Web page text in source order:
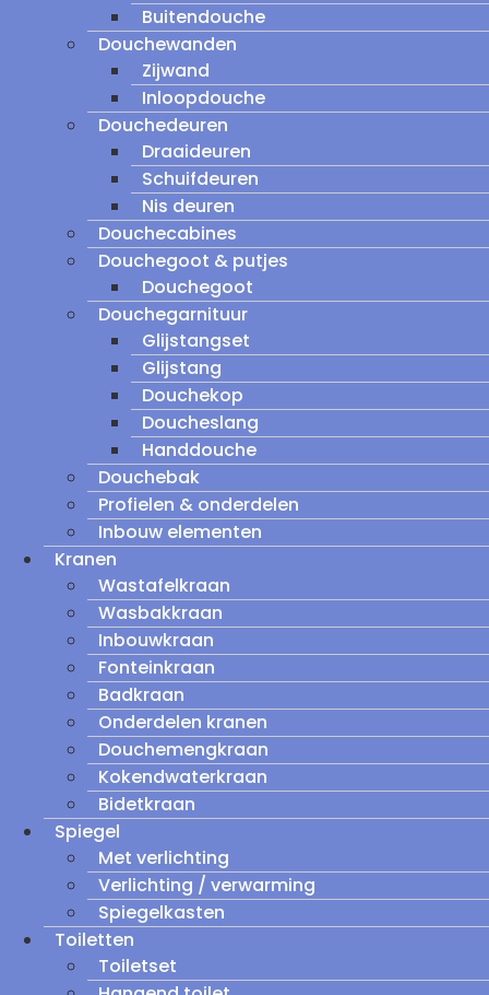
Buitendouche
Douchewanden
Zijwand
Inloopdouche
Douchedeuren
Draaideuren
Schuifdeuren
Nis deuren
Douchecabines
Douchegoot & putjes
Douchegoot
Douchegarnituur
Glijstangset
Glijstang
Douchekop
Doucheslang
Handdouche
Douchebak
Profielen & onderdelen
Inbouw elementen
Kranen
Wastafelkraan
Wasbakkraan
Inbouwkraan
Fonteinkraan
Badkraan
Onderdelen kranen
Douchemengkraan
Kokendwaterkraan
Bidetkraan
Spiegel
Met verlichting
Verlichting / verwarming
Spiegelkasten
Toiletten
Toiletset